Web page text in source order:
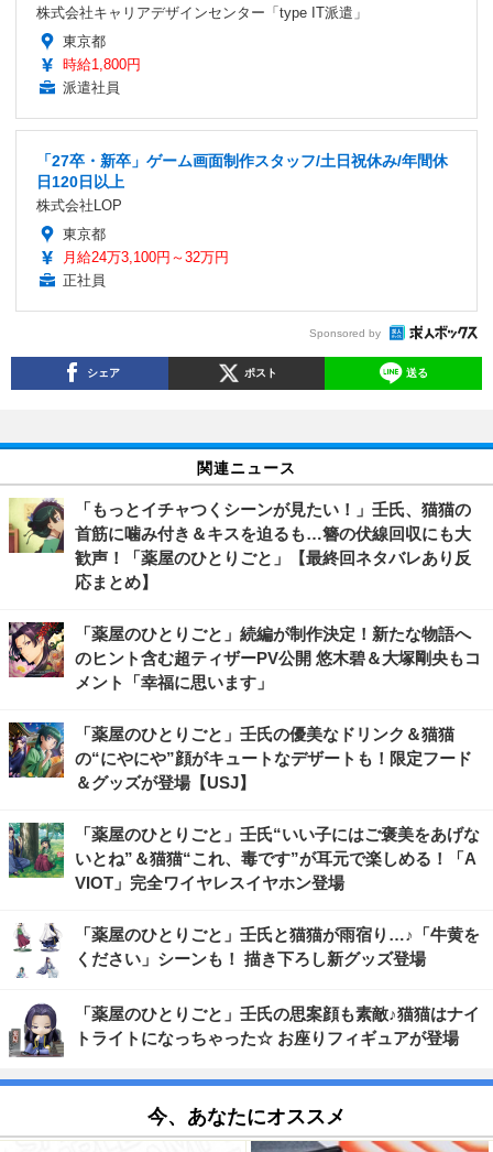
株式会社キャリアデザインセンター「type IT派遣」
東京都
時給1,800円
派遣社員
「27卒・新卒」ゲーム画面制作スタッフ/土日祝休み/年間休
日120日以上
株式会社LOP
東京都
月給24万3,100円～32万円
正社員
Sponsored by
シェア ポスト 送る
関連ニュース
「もっとイチャつくシーンが見たい！」壬氏、猫猫の
首筋に噛み付き＆キスを迫るも…簪の伏線回収にも大
歓声！「薬屋のひとりごと」【最終回ネタバレあり反
応まとめ】
「薬屋のひとりごと」続編が制作決定！新たな物語へ
のヒント含む超ティザーPV公開 悠木碧＆大塚剛央もコ
メント「幸福に思います」
「薬屋のひとりごと」壬氏の優美なドリンク＆猫猫
の“にやにや”顔がキュートなデザートも！限定フード
＆グッズが登場【USJ】
「薬屋のひとりごと」壬氏“いい子にはご褒美をあげな
いとね”＆猫猫“これ、毒です”が耳元で楽しめる！「A
VIOT」完全ワイヤレスイヤホン登場
「薬屋のひとりごと」壬氏と猫猫が雨宿り…♪「牛黄を
ください」シーンも！ 描き下ろし新グッズ登場
「薬屋のひとりごと」壬氏の思案顔も素敵♪猫猫はナイ
トライトになっちゃった☆ お座りフィギュアが登場
今、あなたにオススメ